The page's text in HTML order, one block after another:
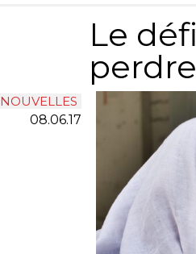
Le
NOUVELLES
08.06.17